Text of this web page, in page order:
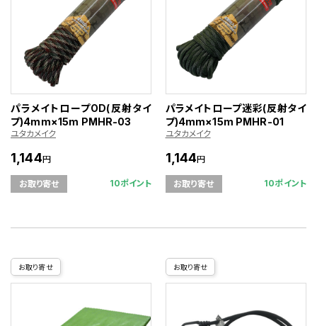
パラメイトロープOD(反射タイ
プ)4mm×15m PMHR-03
ユタカメイク
1,144円
お取り寄せ 10ポイント
パラメイトロープ迷彩(反射タイ
プ)4mm×15m PMHR-01
ユタカメイク
1,144円
お取り寄せ 10ポイント
お取り寄せ お取り寄せ